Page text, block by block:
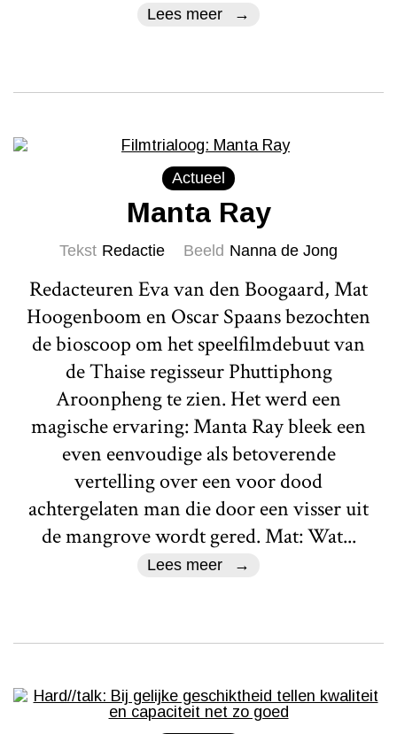
Lees meer
Actueel
Manta Ray
Tekst Redactie Beeld Nanna de Jong
Redacteuren Eva van den Boogaard, Mat
Hoogenboom en Oscar Spaans bezochten
de bioscoop om het speelfilmdebuut van
de Thaise regisseur Phuttiphong
Aroonpheng te zien. Het werd een
magische ervaring: Manta Ray bleek een
even eenvoudige als betoverende
vertelling over een voor dood
achtergelaten man die door een visser uit
de mangrove wordt gered. Mat: Wat...
Lees meer